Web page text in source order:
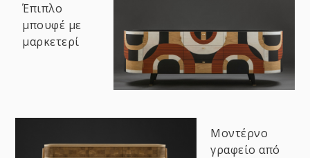
Έπιπλο
μπουφέ με
μαρκετερί
Μοντέρνο
γραφείο από